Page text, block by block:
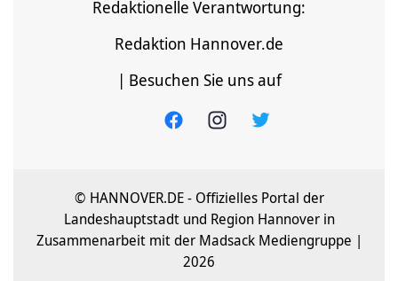
Redaktionelle Verantwortung:
Redaktion Hannover.de
| Besuchen Sie uns auf
© HANNOVER.DE - Offizielles Portal der
Landeshauptstadt und Region Hannover in
Zusammenarbeit mit der Madsack Mediengruppe |
2026